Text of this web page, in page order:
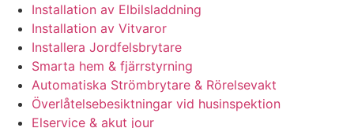
Installation av Elbilsladdning
Installation av Vitvaror
Installera Jordfelsbrytare
Smarta hem & fjärrstyrning
Automatiska Strömbrytare & Rörelsevakt
Överlåtelsebesiktningar vid husinspektion
Elservice & akut jour